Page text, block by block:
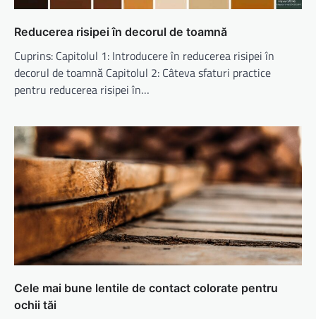
Reducerea risipei în decorul de toamnă
Cuprins: Capitolul 1: Introducere în reducerea risipei în
decorul de toamnă Capitolul 2: Câteva sfaturi practice
pentru reducerea risipei în…
Cele mai bune lentile de contact colorate pentru
ochii tăi